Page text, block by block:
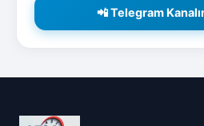
📲 Telegram